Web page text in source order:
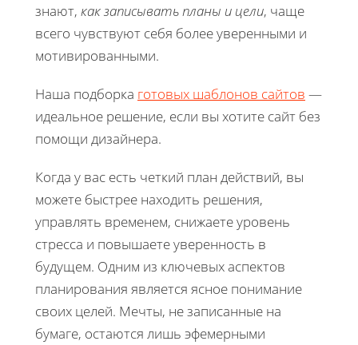
знают, как записывать планы и цели, чаще
всего чувствуют себя более уверенными и
мотивированными.
Наша подборка готовых шаблонов сайтов —
идеальное решение, если вы хотите сайт без
помощи дизайнера.
Когда у вас есть четкий план действий, вы
можете быстрее находить решения,
управлять временем, снижаете уровень
стресса и повышаете уверенность в
будущем. Одним из ключевых аспектов
планирования является ясное понимание
своих целей. Мечты, не записанные на
бумаге, остаются лишь эфемерными